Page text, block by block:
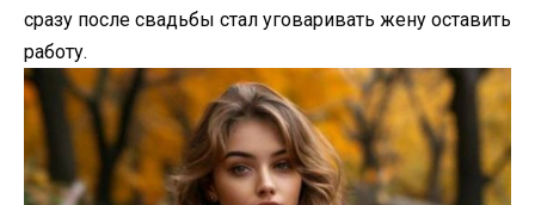
сразу после свадьбы стал уговаривать жену оставить
работу.